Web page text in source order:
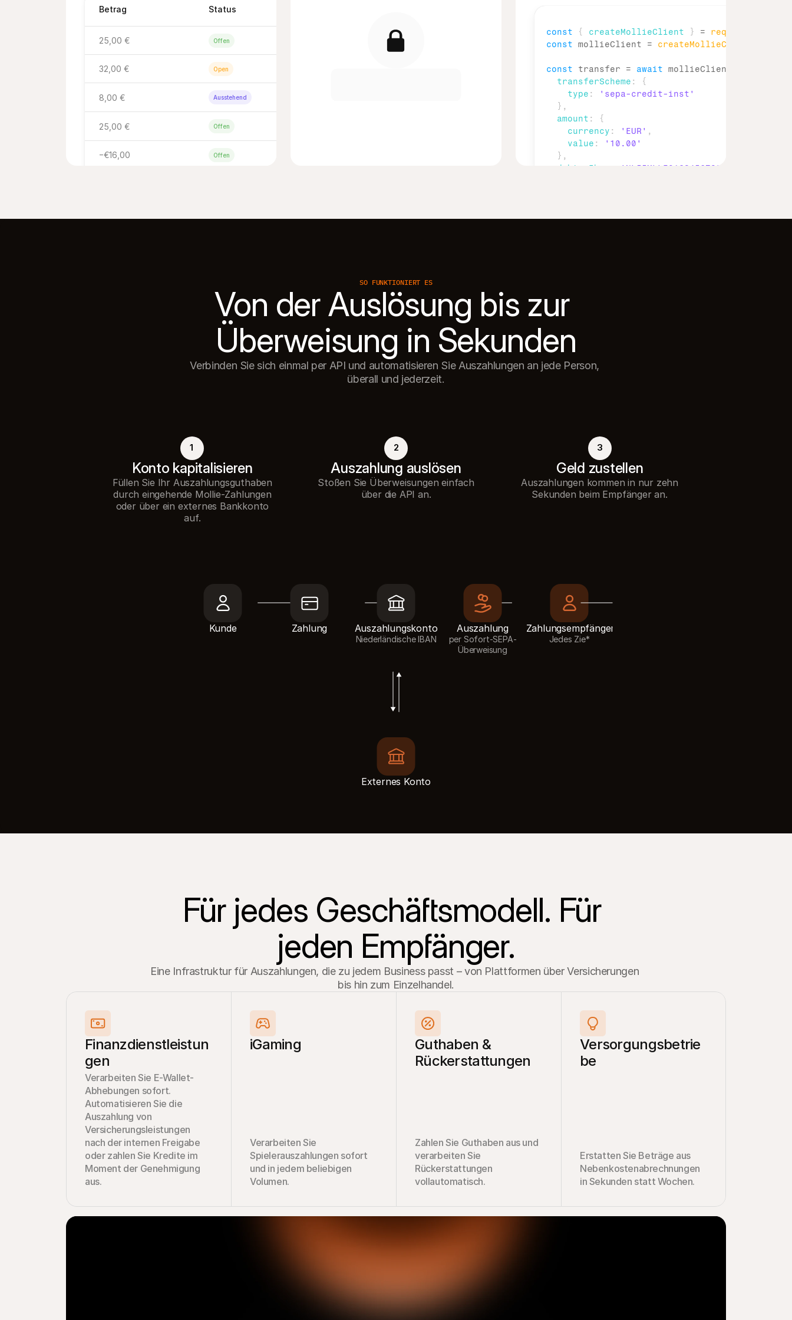
Betrag Status
25,00 € Offen
32,00 € Open
8,00 € Ausstehend
25,00 € Offen
−€16,00 Offen
const { createMollieClient } = require
const mollieClient = createMollieClient
const transfer = await mollieClient
transferScheme :
{
type :
'sepa-credit-inst'
} ,
amount :
{
currency : 'EUR' ,
value :
'10.00'
} ,
debtorIban
'NL55MLLE0123456789'
iban: 'NL02ABNA0123456789'
});
SO FUNKTIONIERT ES
Von der Auslösung bis zur
Verbinden Sie sich einmal per API und automatisieren Sie Auszahlungen an jede Person,
1
Konto kapitalisieren
Füllen Sie Ihr Auszahlungsguthaben
durch eingehende Mollie-Zahlungen
oder über ein externes Bankkonto
auf.
2
Auszahlung auslösen
Stoßen Sie Überweisungen einfach
über die API an.
3
Geld zustellen
Auszahlungen kommen in nur zehn
Sekunden beim Empfänger an.
Kunde Zahlung Auszahlungskonto
Niederländische IBAN
Auszahlung
per Sofort-SEPA-
Überweisung
Zahlungsempfänger
Jedes Zie*
Externes Konto
Für jedes Geschäftsmodell. Für
jeden Empfänger.
Eine Infrastruktur für Auszahlungen, die zu jedem Business passt – von Plattformen über Versicherungen
bis hin zum Einzelhandel.
Finanzdienstleistun
gen
Verarbeiten Sie E-Wallet-
Abhebungen sofort.
Automatisieren Sie die
Auszahlung von
Versicherungsleistungen
nach der internen Freigabe
oder zahlen Sie Kredite im
Moment der Genehmigung
aus.
iGaming
Verarbeiten Sie
Spielerauszahlungen sofort
und in jedem beliebigen
Volumen.
Guthaben &
Rückerstattungen
Zahlen Sie Guthaben aus und
verarbeiten Sie
Rückerstattungen
vollautomatisch.
Versorgungsbetrie
be
Erstatten Sie Beträge aus
Nebenkostenabrechnungen
in Sekunden statt Wochen.